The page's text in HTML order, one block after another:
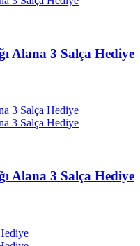
Alana 3 Salça Hediye
Alana 3 Salça Hediye